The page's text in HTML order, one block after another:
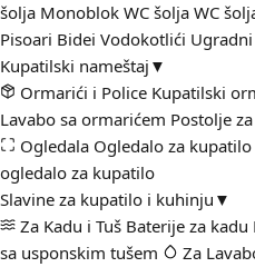
šolja Monoblok WC šolja WC
Pisoari Bidei Vodokotlići
Kupatilski nameštaj ▼
Ormarići i Police Kupatilski
Lavabo sa ormarićem Postolje
Ogledala Ogledalo za kupatilo
ogledalo za kupatilo
Slavine za kupatilo i kuhinju ▼
Za Kadu i Tuš Baterije za kadu
sa usponskim tušem
Za